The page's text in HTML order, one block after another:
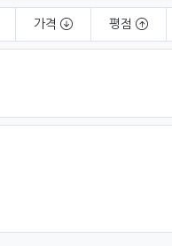
가격 평점